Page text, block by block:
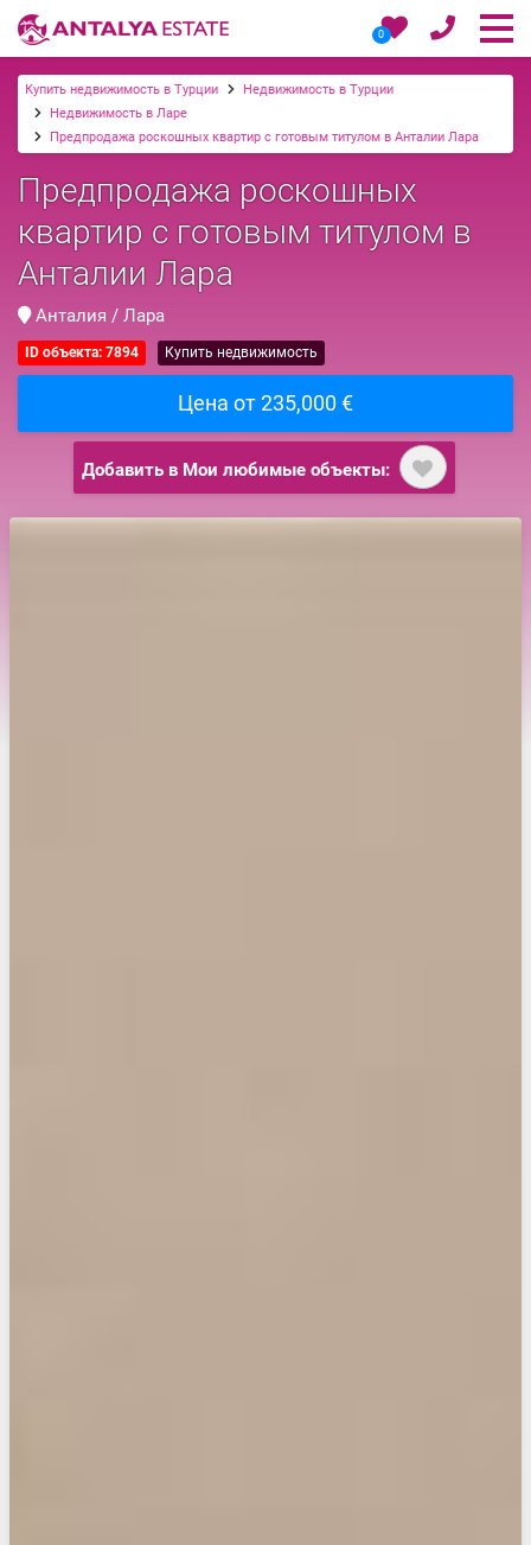
0
Купить недвижимость в Турции
Недвижимость в Турции
Недвижимость в Ларе
Предпродажа роскошных квартир с готовым титулом в Анталии Лара
Предпродажа роскошных
квартир с готовым титулом в
Анталии Лара
Анталия / Лара
ID объекта: 7894 Купить недвижимость
Цена от 235,000 €
Добавить в Мои любимые объекты: